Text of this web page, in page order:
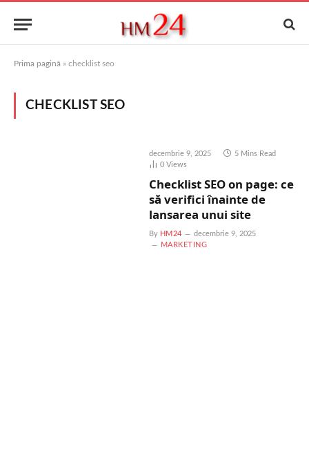
Prima pagină » checklist seo
CHECKLIST SEO
decembrie 9, 2025
5 Mins Read
0 Views
Checklist SEO on page: ce
să verifici înainte de
lansarea unui site
By HM24
decembrie 9, 2025
MARKETING